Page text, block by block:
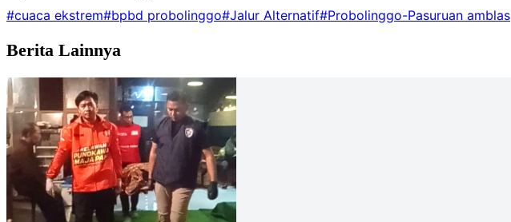
#cuaca ekstrem#bpbd probolinggo#Jalur Alternatif#Probolinggo-Pasuruan amblas
Berita Lainnya